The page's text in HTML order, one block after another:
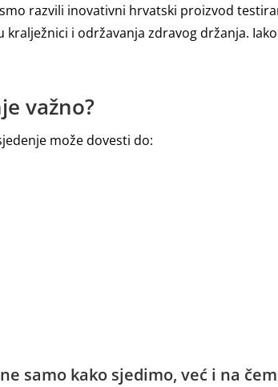
razvili inovativni hrvatski proizvod
i održavanja zdravog držanja.
važno?
može dovesti do:
samo kako sjedimo, već i na